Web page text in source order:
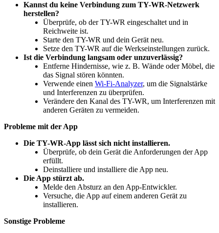
Kannst du keine Verbindung zum TY-WR-Netzwerk
herstellen?
Überprüfe, ob der TY-WR eingeschaltet und in
Reichweite ist.
Starte den TY-WR und dein Gerät neu.
Setze den TY-WR auf die Werkseinstellungen zurück.
Ist die Verbindung langsam oder unzuverlässig?
Entferne Hindernisse, wie z. B. Wände oder Möbel, die
das Signal stören könnten.
Verwende einen Wi-Fi-Analyzer, um die Signalstärke
und Interferenzen zu überprüfen.
Verändere den Kanal des TY-WR, um Interferenzen mit
anderen Geräten zu vermeiden.
Probleme mit der App
Die TY-WR-App lässt sich nicht installieren.
Überprüfe, ob dein Gerät die Anforderungen der App
erfüllt.
Deinstalliere und installiere die App neu.
Die App stürzt ab.
Melde den Absturz an den App-Entwickler.
Versuche, die App auf einem anderen Gerät zu
installieren.
Sonstige Probleme